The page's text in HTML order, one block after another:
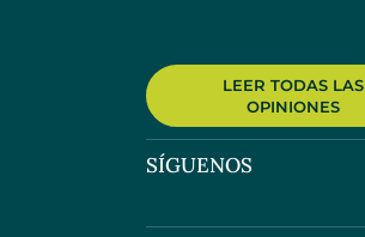
LEER TODAS LAS
OPINIONES
SÍGUENOS